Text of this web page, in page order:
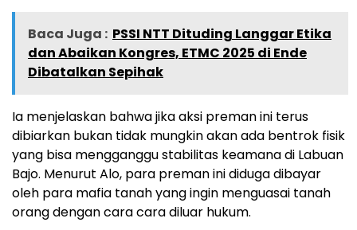
Baca Juga : PSSI NTT Dituding Langgar Etika
dan Abaikan Kongres, ETMC 2025 di Ende
Dibatalkan Sepihak
Ia menjelaskan bahwa jika aksi preman ini terus
dibiarkan bukan tidak mungkin akan ada bentrok fisik
yang bisa mengganggu stabilitas keamana di Labuan
Bajo. Menurut Alo, para preman ini diduga dibayar
oleh para mafia tanah yang ingin menguasai tanah
orang dengan cara cara diluar hukum.